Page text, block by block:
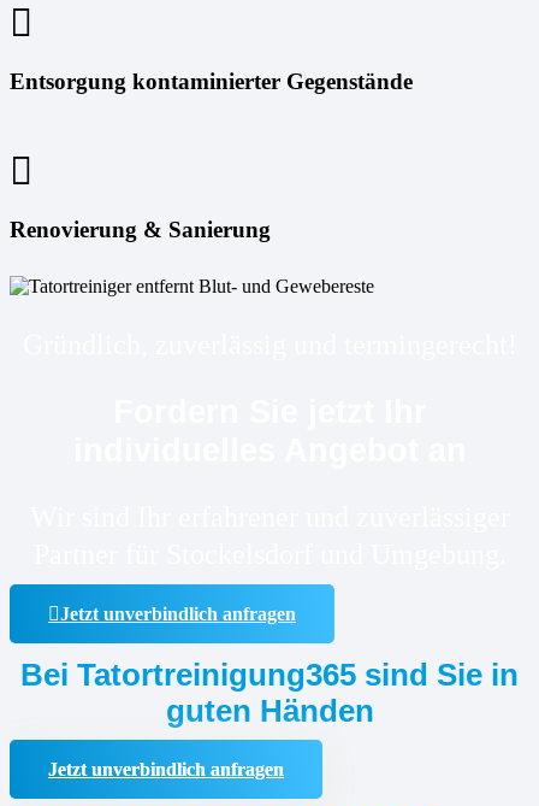
Entsorgung kontaminierter Gegenstände
Renovierung & Sanierung
Jetzt unverbindlich anfragen
Bei Tatortreinigung365 sind Sie in
guten Händen
Jetzt unverbindlich anfragen